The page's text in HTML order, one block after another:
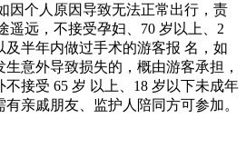
因个人原因导致无法正常出行，责
遥远，不接受孕妇、70 岁以上、2
半年内做过手术的游客报 名，如
意外导致损失的，概由游客承担，
接受 65 岁 以上、18 岁以下未成年
亲戚朋友、监护人陪同方可参加。